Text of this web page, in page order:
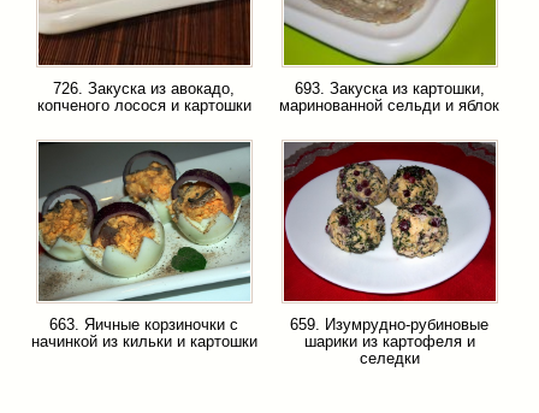
726. Закуска из авокадо,
копченого лосося и картошки
693. Закуска из картошки,
маринованной сельди и яблок
663. Яичные корзиночки с
начинкой из кильки и картошки
659. Изумрудно-рубиновые
шарики из картофеля и
селедки